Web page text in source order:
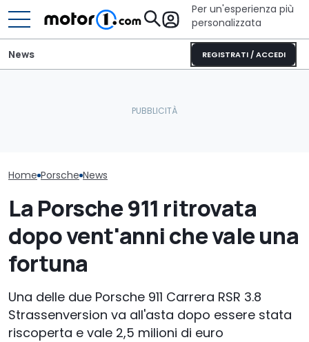
Per un'esperienza più
personalizzata
REGISTRATI / ACCEDI
News
Home Porsche News
La Porsche 911 ritrovata
dopo vent'anni che vale una
fortuna
Una delle due Porsche 911 Carrera RSR 3.8
Strassenversion va all'asta dopo essere stata
riscoperta e vale 2,5 milioni di euro